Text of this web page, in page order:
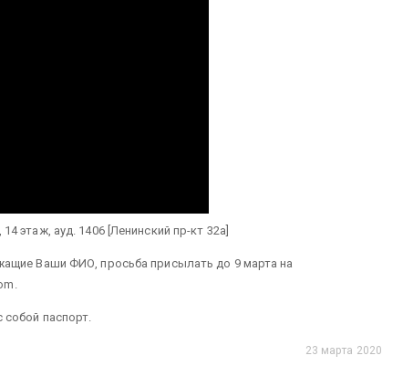
этаж, ауд. 1406 [Ленинский пр-кт 32а]
Ваши ФИО, просьба присылать до 9 марта на
паспорт.
23 марта 2020